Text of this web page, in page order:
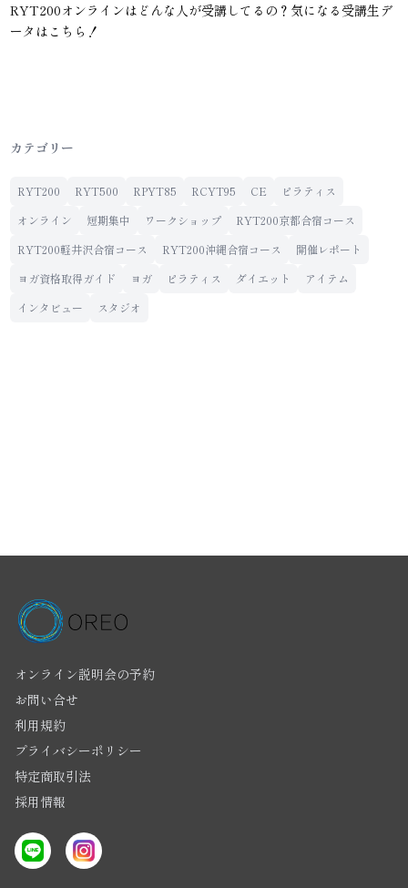
RYT200オンラインはどんな人が受講してるの？気になる受講生デ
ータはこちら！
カテゴリー
RYT200 RYT500 RPYT85 RCYT95 CE
ピラティス
オンライン
短期集中 ワークショップ
RYT200京都合宿コース
RYT200軽井沢合宿コース
RYT200沖縄合宿コース
開催レポート
ヨガ資格取得ガイド
ヨガ ピラティス ダイエット
アイテム
インタビュー
スタジオ
オンライン説明会の予約
お問い合せ
利用規約
プライバシーポリシー
特定商取引法
採用情報